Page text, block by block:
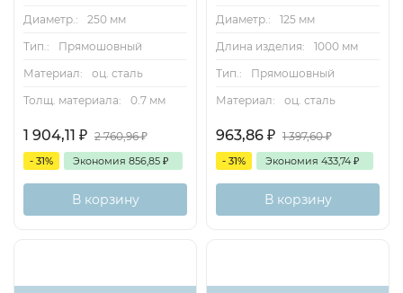
Диаметр.:
250 мм
Тип.:
Прямошовный
Материал:
оц. сталь
Толщ. материала:
0.7 мм
1 904,11 ₽ 2 760,96₽
- 31% Экономия 856,85 ₽
В корзину
Диаметр.:
125 мм
Длина изделия:
1000 мм
Тип.:
Прямошовный
Материал:
оц. сталь
963,86 ₽ 1 397,60₽
- 31% Экономия 433,74 ₽
В корзину